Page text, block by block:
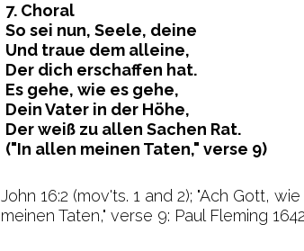
7. Choral
So sei nun, Seele, deine
Und traue dem alleine,
Der dich erschaffen hat.
Es gehe, wie es gehe,
Dein Vater in der Höhe,
Der weiß zu allen Sachen Rat.
("In allen meinen Taten," verse 9)
John 16:2 (mov'ts. 1 and 2); "Ach Gott,
meinen Taten," verse 9: Paul Fleming